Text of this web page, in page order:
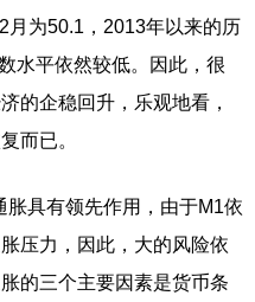
月为50.1，2013年以来的历
水平依然较低。因此，很
的企稳回升，乐观地看，
而已。
具有领先作用，由于M1依
压力，因此，大的风险依
的三个主要因素是货币条